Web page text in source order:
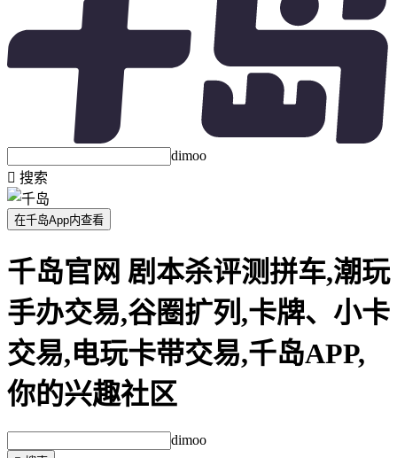
dimoo
 搜索
在千岛App内查看
千岛官网 剧本杀评测拼车,潮玩
手办交易,谷圈扩列,卡牌、小卡
交易,电玩卡带交易,千岛APP,
你的兴趣社区
dimoo